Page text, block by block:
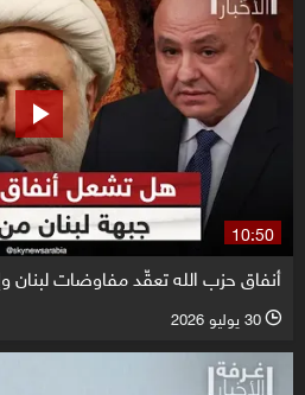
10:50
أنفاق حزب الله تعقّد مفاوضات لبنان
l 30 يوليو 2026